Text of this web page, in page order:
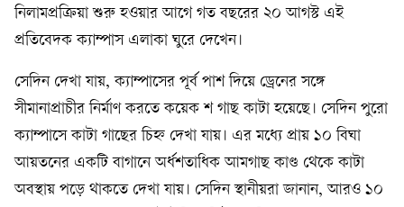
নিলামপ্রক্রিয়া শুরু হওয়ার আগে গত বছরের ২০ আগস্ট এই
প্রতিবেদক ক্যাম্পাস এলাকা ঘুরে দেখেন।
সেদিন দেখা যায়, ক্যাম্পাসের পূর্ব পাশ দিয়ে ড্রেনের সঙ্গে
সীমানাপ্রাচীর নির্মাণ করতে কয়েক শ গাছ কাটা হয়েছে। সেদিন পুরো
ক্যাম্পাসে কাটা গাছের চিহ্ন দেখা যায়। এর মধ্যে প্রায় ১০ বিঘা
আয়তনের একটি বাগানে অর্ধশতাধিক আমগাছ কাণ্ড থেকে কাটা
অবস্থায় পড়ে থাকতে দেখা যায়। সেদিন স্থানীয়রা জানান, আরও ১০